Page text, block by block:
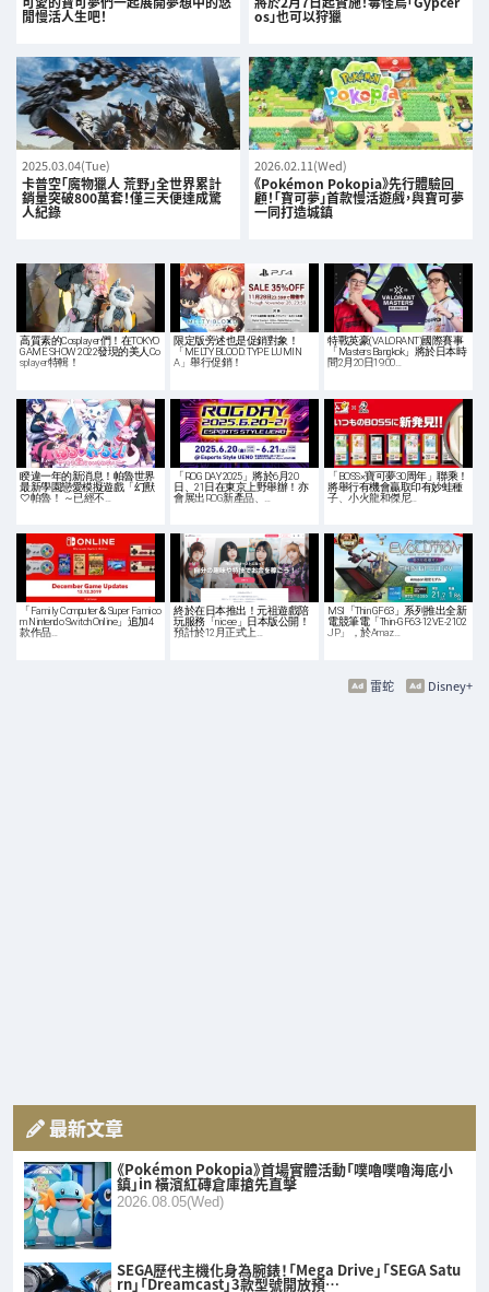
閒慢活人生吧！ os」也可以狩獵
2025.03.04(Tue)
卡普空「魔物獵人 荒野」全世界累計
銷量突破800萬套！僅三天便達成驚
人紀錄
2026.02.11(Wed)
《Pokémon Pokopia》先行體驗回
顧！「寶可夢」首款慢活遊戲，與寶可夢
一同打造城鎮
高質素的Cosplayer們！在TOKYO
GAME SHOW 2022發現的美人Co
splayer特輯！
限定版旁述也是促銷對象！
「MELTY BLOOD: TYPE LUMIN
A」舉行促銷！
特戰英豪(VALORANT)國際賽事
「Masters Bangkok」將於日本時
間2月20日19:00…
睽違一年的新消息！帕魯世界
最新學園戀愛模擬遊戲「幻獸
♡帕魯！ ～已經不…
「ROG DAY 2025」將於6月20
日、21日在東京上野舉辦！亦
會展出ROG新產品、…
「BOSS×寶可夢30周年」聯乘！
將舉行有機會贏取印有妙蛙種
子、小火龍和傑尼…
「Family Computer＆Super Famico
m Nintendo Switch Online」追加4
款作品…
終於在日本推出！元祖遊戲陪
玩服務「nicee」日本版公開！
預計於12月正式上…
MSI「Thin GF63」系列推出全新
電競筆電「Thin-GF63-12VE-2102
JP」，於Amaz…
Disney+
雷蛇
最新文章
《Pokémon Pokopia》首場實體活動「噗嚕噗嚕海底小
鎮」in 橫濱紅磚倉庫搶先直擊
2026.08.05(Wed)
SEGA歷代主機化身為腕錶！「Mega Drive」「SEGA Satu
rn」「Dreamcast」3款型號開放預…